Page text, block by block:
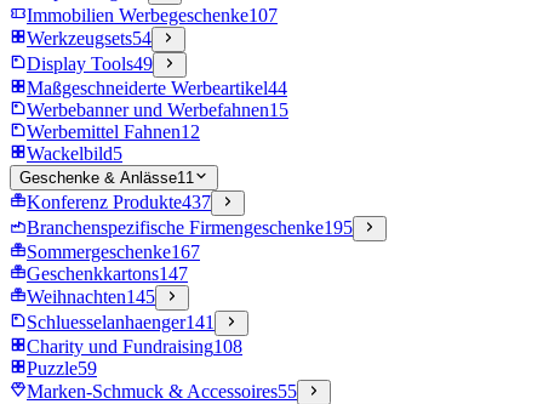
Immobilien Werbegeschenke107
Werkzeugsets54
Display Tools49
Maßgeschneiderte Werbeartikel44
Werbebanner und Werbefahnen15
Werbemittel Fahnen12
Wackelbild5
Geschenke & Anlässe11
Konferenz Produkte437
Branchenspezifische Firmengeschenke195
Sommergeschenke167
Geschenkkartons147
Weihnachten145
Schluesselanhaenger141
Charity und Fundraising108
Puzzle59
Marken-Schmuck & Accessoires55